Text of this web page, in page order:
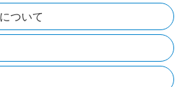
ついて